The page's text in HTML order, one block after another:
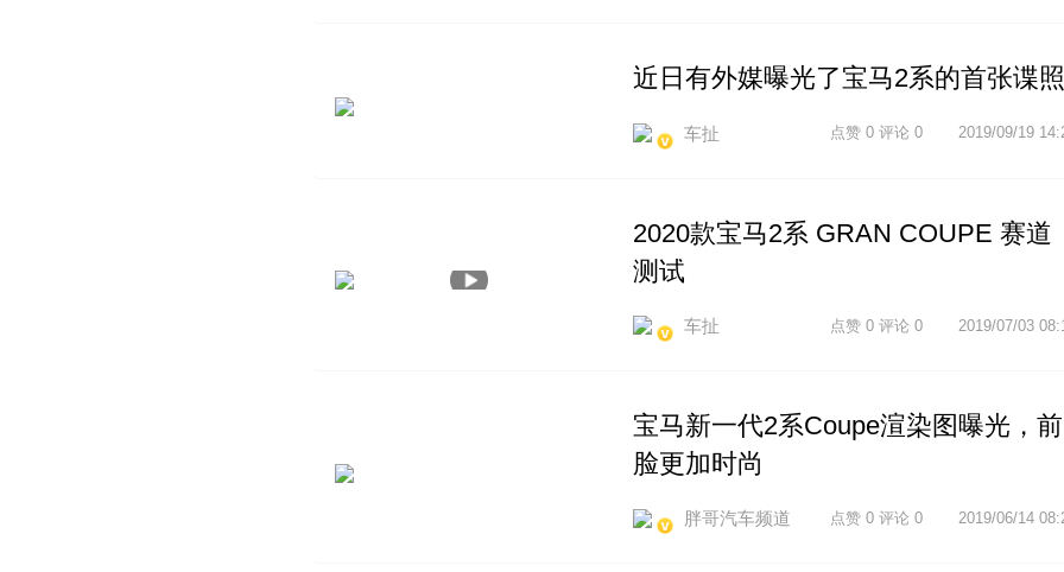
近日有外媒曝光了宝马2系的首张谍照
车扯 2019/09/19
点赞 0 评论 0
2020款宝马2系 GRAN COUPE 赛道
测试
车扯 2019/07/03
点赞 0 评论 0
宝马新一代2系Coupe渲染图曝光，前
脸更加时尚
胖哥汽车频道 2019/06/14
点赞 0 评论 0